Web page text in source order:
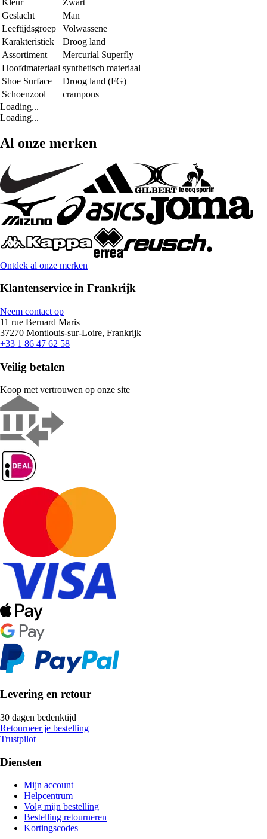
Geslacht
Man
Leeftijdsgroep
Volwassene
Karakteristiek
Droog land
Assortiment
Mercurial Superfly
Hoofdmateriaal synthetisch materiaal
Shoe Surface
Droog land (FG)
Schoenzool
crampons
Loading...
Loading...
Al onze merken
Ontdek al onze merken
Klantenservice in Frankrijk
Neem contact op
11 rue Bernard Maris
37270 Montlouis-sur-Loire, Frankrijk
+33 1 86 47 62 58
Veilig betalen
Koop met vertrouwen op onze site
Levering en retour
30 dagen bedenktijd
Retourneer je bestelling
Trustpilot
Diensten
Mijn account
Helpcentrum
Volg mijn bestelling
Bestelling retourneren
Kortingscodes